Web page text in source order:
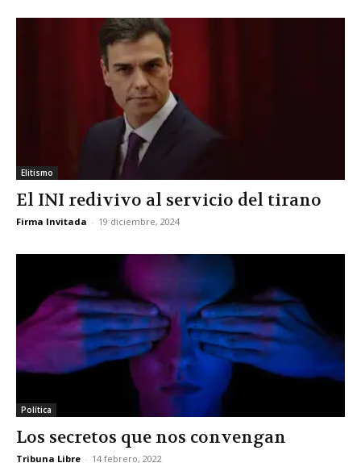
Elitismo
El INI redivivo al servicio del tirano
Firma Invitada - 19 diciembre, 2024
Política
Los secretos que nos convengan
Tribuna Libre - 14 febrero, 2022